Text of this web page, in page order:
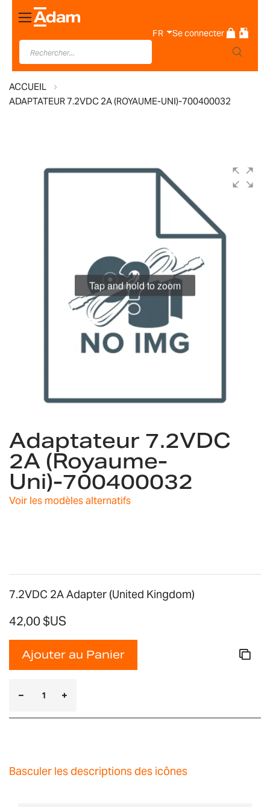
Basculer
la
navigation
FR Se connecter
ACCUEIL
ADAPTATEUR 7.2VDC 2A (ROYAUME-UNI)-700400032
Tap and hold to zoom
to
the
beginning
of
the
images
Adaptateur 7.2VDC
2A (Royaume-
Uni)-700400032
Voir les modèles alternatifs
7.2VDC 2A Adapter (United Kingdom)
42,00 $US
Ajouter au Panier
Basculer les descriptions des icônes